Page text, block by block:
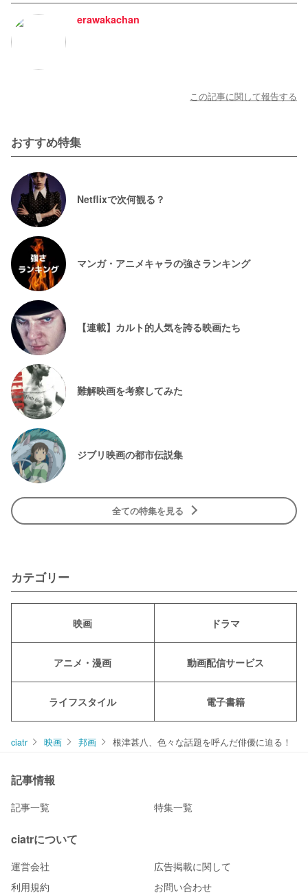
erawakachan
この記事に関して報告する
おすすめ特集
Netflixで次何観る？
マンガ・アニメキャラの強さランキング
【連載】カルト的人気を誇る映画たち
難解映画を考察してみた
ジブリ映画の都市伝説集
全ての特集を見る
カテゴリー
映画 ドラマ
アニメ・漫画 動画配信サービス
ライフスタイル 電子書籍
ciatr 映画 邦画 根津甚八、色々な話題を呼んだ俳優に迫る！
記事情報
記事一覧 特集一覧
ciatrについて
運営会社
広告掲載に関して
利用規約
お問い合わせ